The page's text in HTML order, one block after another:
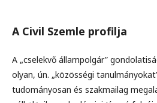
A Civil Szemle profilja
A „cselekvő állampolgár”
olyan, ún. „közösségi
tudományosan és szakmailag